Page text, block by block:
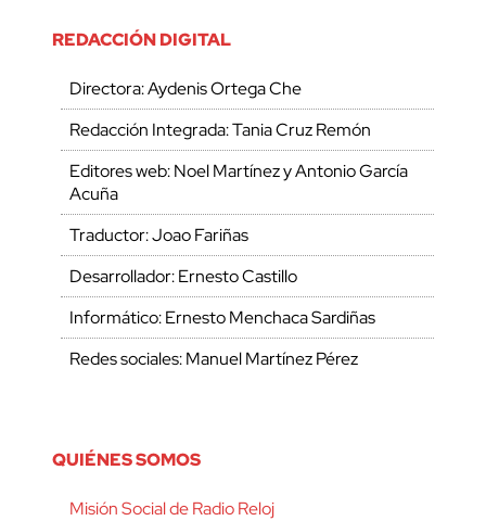
REDACCIÓN DIGITAL
Directora: Aydenis Ortega Che
Redacción Integrada: Tania Cruz Remón
Editores web: Noel Martínez y Antonio García
Acuña
Traductor: Joao Fariñas
Desarrollador: Ernesto Castillo
Informático: Ernesto Menchaca Sardiñas
Redes sociales: Manuel Martínez Pérez
QUIÉNES SOMOS
Misión Social de Radio Reloj